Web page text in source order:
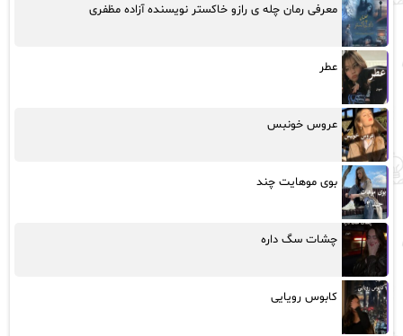
معرفی رمان چله ی رازو خاکستر نویسنده آزاده مظفری
عطر
عروس خونبس
بوی موهایت چند
چشات سگ داره
کابوس رویایی